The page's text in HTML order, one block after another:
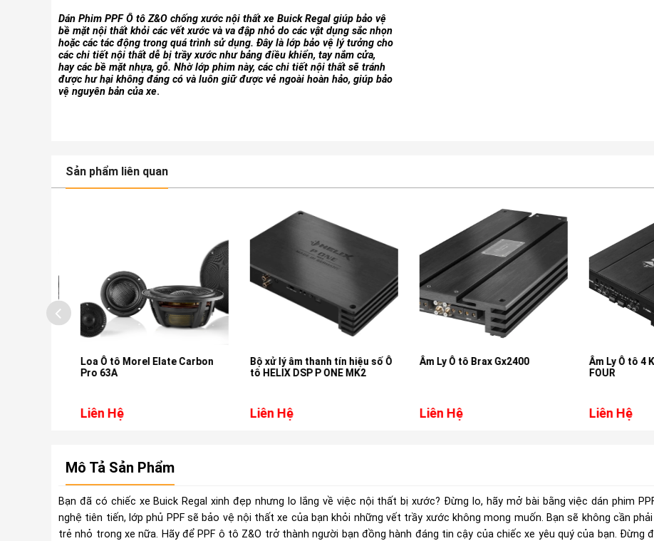
Dán Phim PPF Ô tô Z&O chống xước nội thất xe Buick Regal giúp bảo vệ
bề mặt nội thất khỏi các vết xước và va đập nhỏ do các vật dụng sắc nhọn
hoặc các tác động trong quá trình sử dụng. Đây là lớp bảo vệ lý tưởng cho
các chi tiết nội thất dễ bị trầy xước như bảng điều khiển, tay nắm cửa,
hay các bề mặt nhựa, gỗ. Nhờ lớp phim này, các chi tiết nội thất sẽ tránh
được hư hại không đáng có và luôn giữ được vẻ ngoài hoàn hảo, giúp bảo
vệ nguyên bản của xe.
Sản phẩm liên quan
Loa Ô tô Morel Elate Carbon
Pro 63A
Liên Hệ
Bộ xử lý âm thanh tín hiệu số Ô
tô HELIX DSP P ONE MK2
Liên Hệ
Âm Ly Ô tô Brax Gx2400
Liên Hệ
Âm Ly Ô tô 4
FOUR
Liên Hệ
Mô Tả Sản Phẩm
Bạn đã có chiếc xe Buick Regal xinh đẹp nhưng lo lắng về việc nội thất bị xước? Đừng lo, hãy mở bài bằng việc dán phim
nghệ tiên tiến, lớp phủ PPF sẽ bảo vệ nội thất xe của bạn khỏi những vết trầy xước không mong muốn. Bạn sẽ không cần
trẻ nhỏ trong xe nữa. Hãy để PPF ô tô Z&O trở thành người bạn đồng hành đáng tin cậy của chiếc xe yêu quý của bạn.